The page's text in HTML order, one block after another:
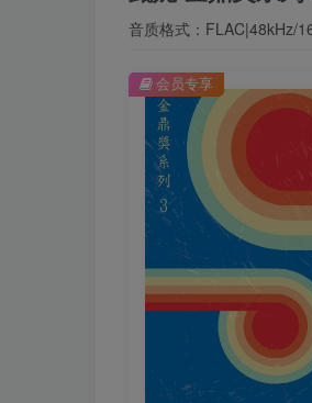
音质格式：FLAC|48kHz/
会员专享